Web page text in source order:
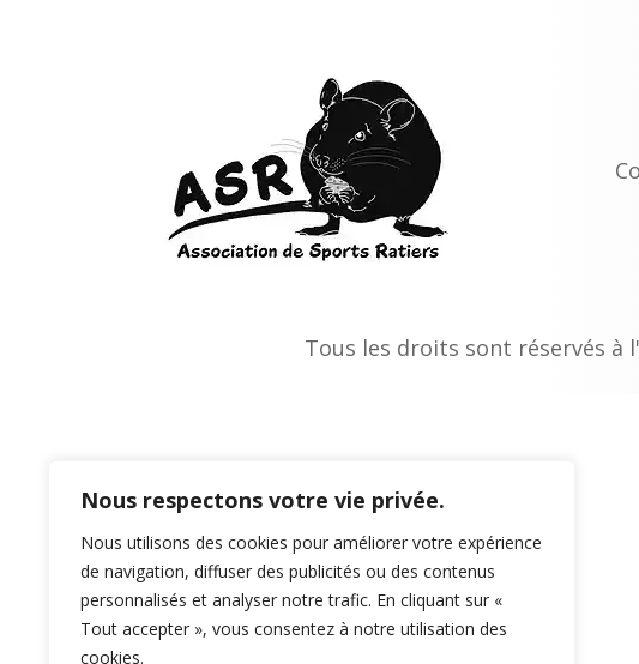
Nous respectons votre vie privée.
Nous utilisons des cookies pour améliorer votre expérience
de navigation, diffuser des publicités ou des contenus
personnalisés et analyser notre trafic. En cliquant sur «
Tout accepter », vous consentez à notre utilisation des
cookies.
Tous les droits sont réservés